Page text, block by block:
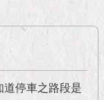
道停車之路段是